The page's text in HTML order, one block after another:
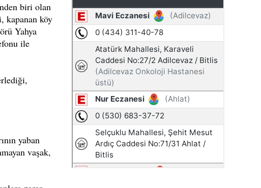
biri olan
kapanan köy
Yahya
ile
yaban
vaşak,